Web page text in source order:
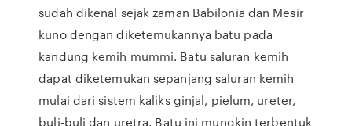
sudah dikenal sejak zaman Babilonia dan Mesir
kuno dengan diketemukannya batu pada
kandung kemih mummi. Batu saluran kemih
dapat diketemukan sepanjang saluran kemih
mulai dari sistem kaliks ginjal, pielum, ureter,
buli-buli dan uretra. Batu ini mungkin terbentuk